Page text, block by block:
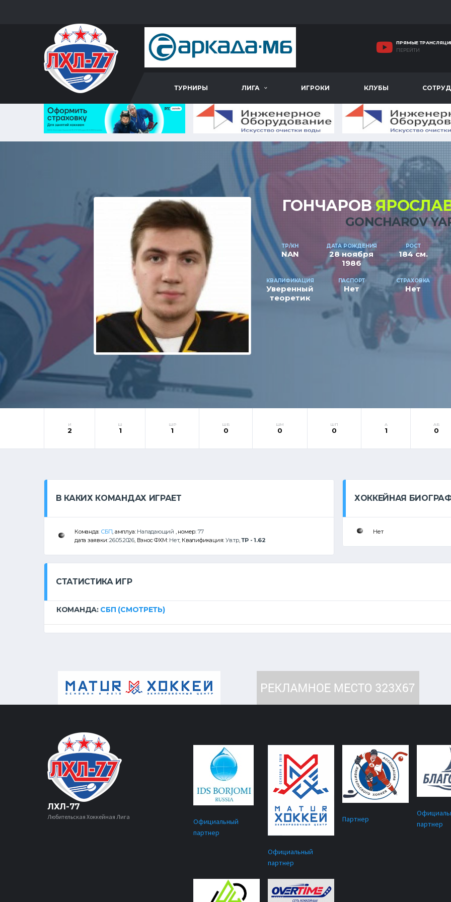
ПРЯМЫЕ
ПЕРЕЙТИ
ТУРНИРЫ ЛИГА ИГРОКИ КЛУБЫ
ГОНЧАРОВ
GONCHAROV
ТР/КН
NAN
ДАТА РОЖДЕНИЯ
28 ноября
1986
РОСТ
184 см.
КВАЛИФИКАЦИЯ
Уверенный
теоретик
ПАСПОРТ
Нет
СТРАХОВКА
Нет
И
2
Ш
1
ШР
1
ШБ
0
ШМ
0
ШП
0
А
1
АБ
0
В КАКИХ КОМАНДАХ ИГРАЕТ
Команда: СБП , амплуа: Нападающий , номер: 77
дата заявки:26.05.2026, Взнос ФХМ: Нет, Квалификация: Ув.тр,ТР - 1.62
ХОККЕЙНАЯ
Нет
СТАТИСТИКА ИГР
КОМАНДА: СБП (СМОТРЕТЬ)
ЛХЛ-77
Любительская Хоккейная Лига
Официальный
партнер
Официальный
партнер
Партнер
партнер